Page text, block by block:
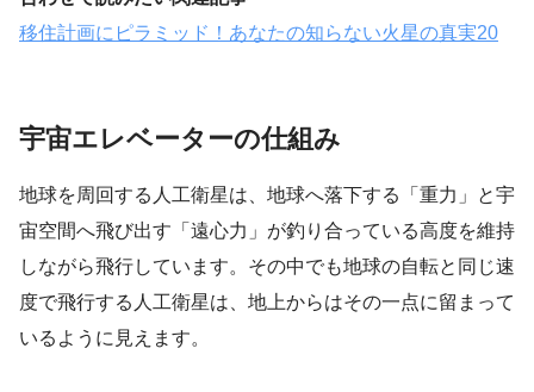
移住計画にピラミッド！あなたの知らない火星の真実20
宇宙エレベーターの仕組み
地球を周回する人工衛星は、地球へ落下する「重力」と宇
宙空間へ飛び出す「遠心力」が釣り合っている高度を維持
しながら飛行しています。その中でも地球の自転と同じ速
度で飛行する人工衛星は、地上からはその一点に留まって
いるように見えます。